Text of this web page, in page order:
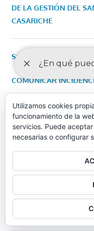
DE LA GESTIÓN DEL
CASARICHE
SOLICITUD DE CITA
COMUNICAR
VER LA AGENDA
PRESUPUESTO
EDICTO DE
EDICTO DE
Utilizamos cookies
funcionamiento de la
servicios. Puede
necesarias o configurar